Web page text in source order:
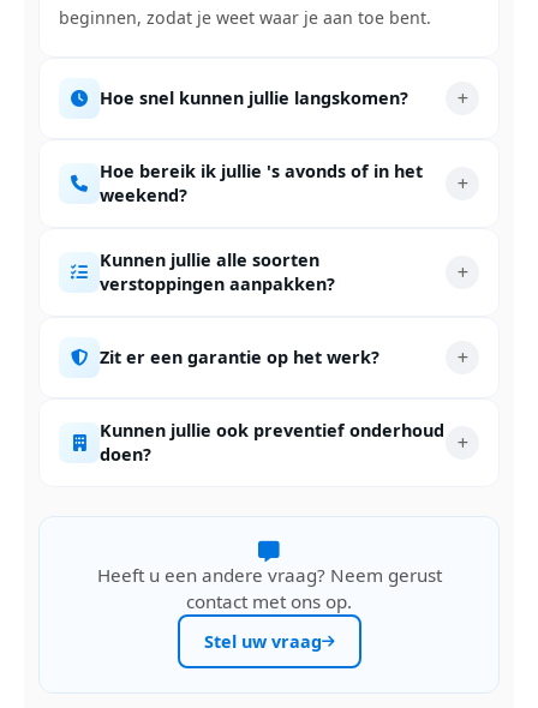
beginnen, zodat je weet waar je aan toe bent.
Hoe snel kunnen jullie langskomen?
Hoe bereik ik jullie 's avonds of in het
weekend?
Kunnen jullie alle soorten
verstoppingen aanpakken?
Zit er een garantie op het werk?
Kunnen jullie ook preventief onderhoud
doen?
Heeft u een andere vraag? Neem gerust
contact met ons op.
Stel uw vraag